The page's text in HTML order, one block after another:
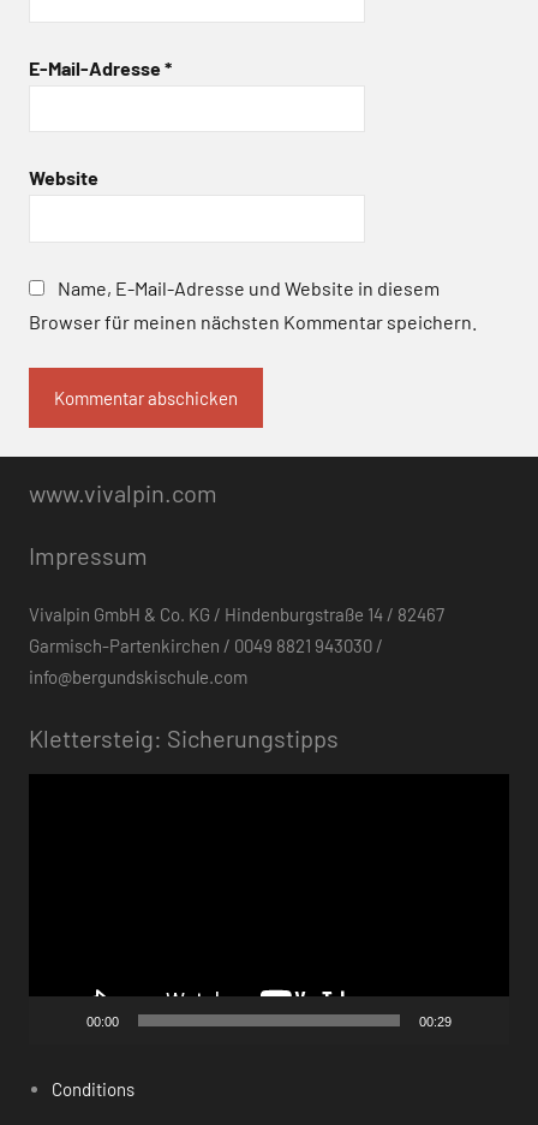
E-Mail-Adresse*
Website
Name, E-Mail-Adresse und Website in diesem
Browser für meinen nächsten Kommentar speichern.
www.vivalpin.com
Impressum
Vivalpin GmbH & Co. KG / Hindenburgstraße 14 / 82467
Garmisch-Partenkirchen / 0049 8821 943030 /
info@bergundskischule.com
Klettersteig: Sicherungstipps
00:00 00:29
Conditions